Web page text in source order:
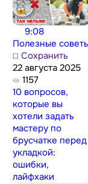
9:08
Полезные
Сохранить
22 августа 2025
1157
10 вопросов,
которые вы
хотели задать
мастеру по
брусчатке перед
укладкой:
ошибки,
лайфхаки